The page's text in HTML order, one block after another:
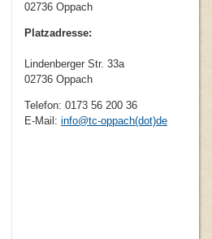
02736 Oppach
Platzadresse:
Lindenberger Str. 33a
02736 Oppach
Telefon: 0173 56 200 36
E-Mail: info@tc-oppach(dot)de